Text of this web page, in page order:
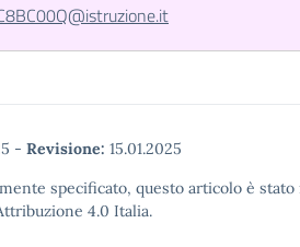
- Revisione: 15.01.2025
specificato, questo articolo è
4.0 Italia.